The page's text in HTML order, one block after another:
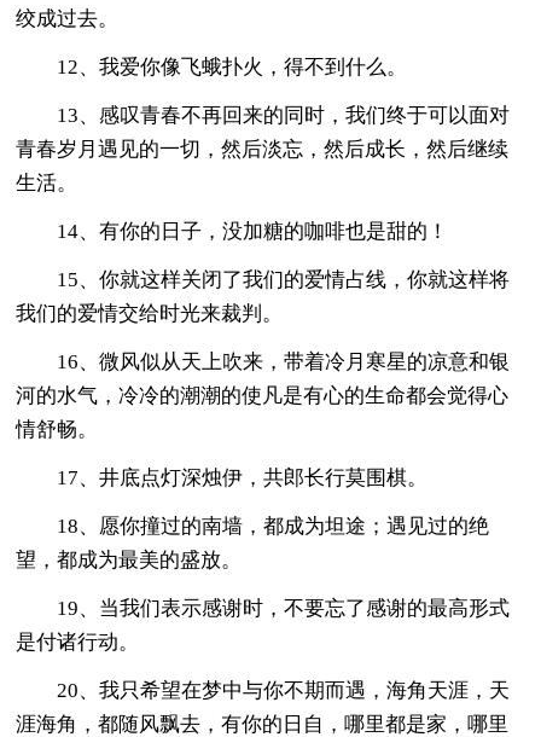
绞成过去。
12、我爱你像飞蛾扑火，得不到什么。
13、感叹青春不再回来的同时，我们终于可以面对
青春岁月遇见的一切，然后淡忘，然后成长，然后继续
生活。
14、有你的日子，没加糖的咖啡也是甜的！
15、你就这样关闭了我们的爱情占线，你就这样将
我们的爱情交给时光来裁判。
16、微风似从天上吹来，带着冷月寒星的凉意和银
河的水气，冷冷的潮潮的使凡是有心的生命都会觉得心
情舒畅。
17、井底点灯深烛伊，共郎长行莫围棋。
18、愿你撞过的南墙，都成为坦途；遇见过的绝
望，都成为最美的盛放。
19、当我们表示感谢时，不要忘了感谢的最高形式
是付诸行动。
20、我只希望在梦中与你不期而遇，海角天涯，天
涯海角，都随风飘去，有你的日自，哪里都是家，哪里